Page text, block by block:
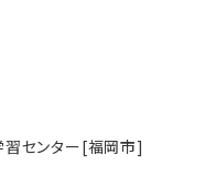
習センター[福岡市]